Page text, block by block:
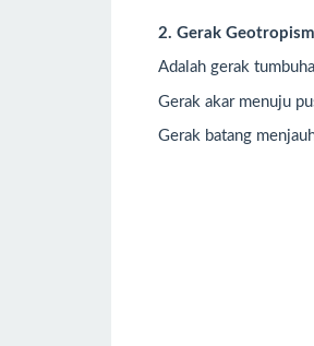
2. Gerak
Adalah gerak
Gerak akar menuju
Gerak batang